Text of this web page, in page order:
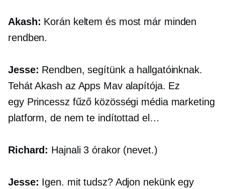
Akash: Korán keltem és most már minden
rendben.
Jesse: Rendben, segítünk a hallgatóinknak.
Tehát Akash az Apps Mav alapítója. Ez
egy Princessz fűző közösségi média marketing
platform, de nem te indítottad el…
Richard: Hajnali 3 órakor (nevet.)
Jesse: Igen. mit tudsz? Adjon nekünk egy